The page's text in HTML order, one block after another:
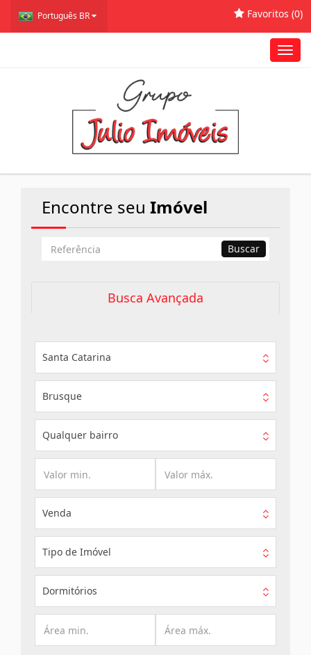
Português BR Favoritos (0)
Encontre seu Imóvel
Busca
Buscar
Busca Avançada
Santa Catarina
Brusque
Qualquer bairro
Venda
Tipo de Imóvel
Dormitórios